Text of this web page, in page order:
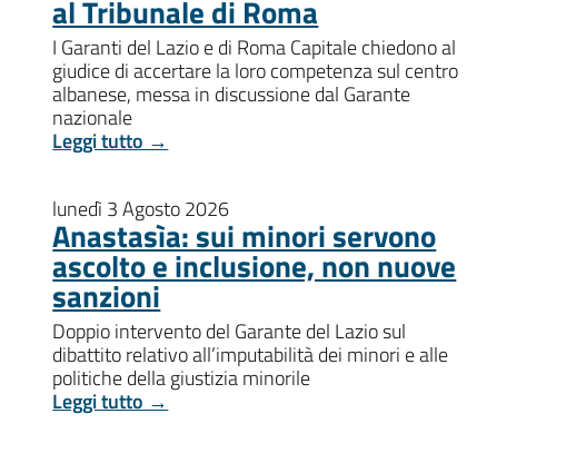
al Tribunale di Roma
I Garanti del Lazio e di Roma Capitale chiedono al
giudice di accertare la loro competenza sul centro
albanese, messa in discussione dal Garante
nazionale
Leggi tutto →
lunedì 3 Agosto 2026
Anastasìa: sui minori servono
ascolto e inclusione, non nuove
sanzioni
Doppio intervento del Garante del Lazio sul
dibattito relativo all’imputabilità dei minori e alle
politiche della giustizia minorile
Leggi tutto →